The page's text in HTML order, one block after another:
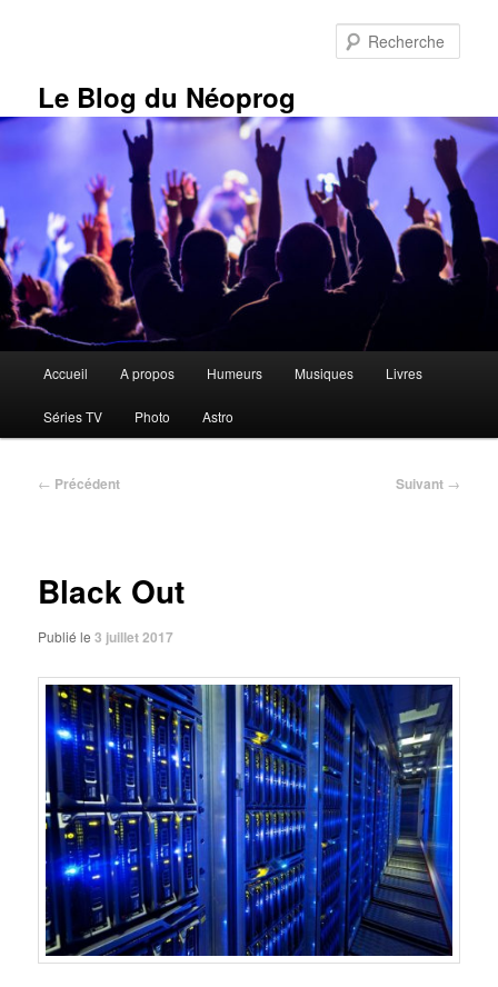
Le Blog du Néoprog
Accueil A propos Humeurs Musiques Livres
Séries TV Photo Astro
Navigation
← Précédent Suivant →
Black Out
Publié le3 juillet 2017